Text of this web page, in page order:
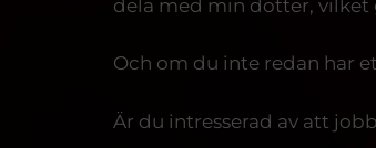
dela med min dotter, vilket
Och om du inte redan har
Är du intresserad av att